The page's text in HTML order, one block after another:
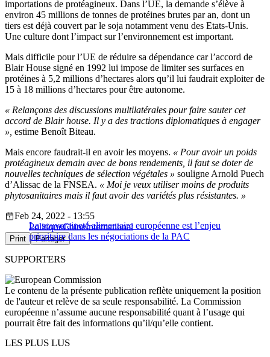
importations de protéagineux. Dans l’UE, la demande s’élève à
environ 45 millions de tonnes de protéines brutes par an, dont un
tiers est déjà couvert par le soja notamment venu des Etats-Unis.
Une culture dont l’impact sur l’environnement est important.
Mais difficile pour l’UE de réduire sa dépendance car l’accord de
Blair House signé en 1992 lui impose de limiter ses surfaces en
protéines à 5,2 millions d’hectares alors qu’il lui faudrait exploiter de
15 à 18 millions d’hectares pour être autonome.
« Relançons des discussions multilatérales pour faire sauter cet
accord de Blair house. Il y a des tractions diplomatiques à engager
», estime Benoît Biteau.
Mais encore faudrait-il en avoir les moyens. « Pour avoir un poids
protéagineux demain avec de bons rendements, il faut se doter de
nouvelles techniques de sélection végétales » souligne Arnold Puech
d’Alissac de la FNSEA. « Moi je veux utiliser moins de produits
phytosanitaires mais il faut avoir des variétés plus résistantes. »
La souveraineté alimentaire européenne est l’enjeu
prioritaire dans les négociations de la PAC
Feb 24, 2022 - 13:55
PolitiqueChineInternational
Print Partager
SUPPORTERS
Le contenu de la présente publication reflète uniquement la position
de l'auteur et relève de sa seule responsabilité. La Commission
européenne n’assume aucune responsabilité quant à l’usage qui
pourrait être fait des informations qu’il/qu’elle contient.
LES PLUS LUS